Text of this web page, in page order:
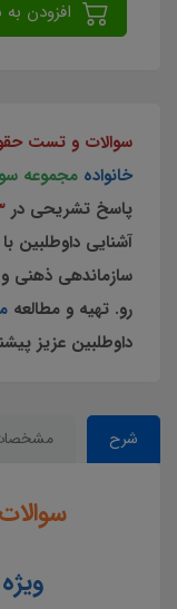
سوالات و تست
خانواده مجموعه
پاسخ تشریحی در
آشنایی داوطلبین با
سازماندهی ذهنی و
رو. تهیه و مطالعه
داوطلبین عزیز
شرح